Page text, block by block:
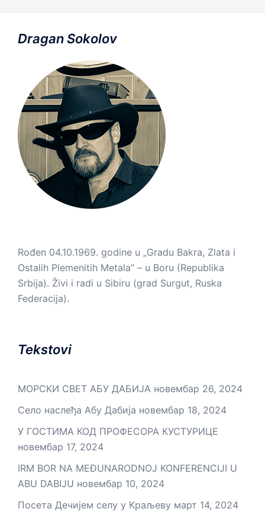
Dragan Sokolov
Rođen 04.10.1969. godine u „Gradu Bakra, Zlata i
Ostalih Plemenitih Metala” – u Boru (Republika
Srbija). Živi i radi u Sibiru (grad Surgut, Ruska
Federacija).
Tekstovi
МОРСКИ СВЕТ АБУ ДАБИЈА новембар 26, 2024
Село наслеђа Абу Дабија новембар 18, 2024
У ГОСТИМА КОД ПРОФЕСОРА КУСТУРИЦЕ
новембар 17, 2024
IRM BOR NA MEĐUNARODNOJ KONFERENCIJI U
ABU DABIJU новембар 10, 2024
Посета Дечијем селу у Краљеву март 14, 2024